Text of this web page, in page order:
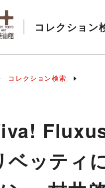
コレクション
コレクション検索
ベッテ